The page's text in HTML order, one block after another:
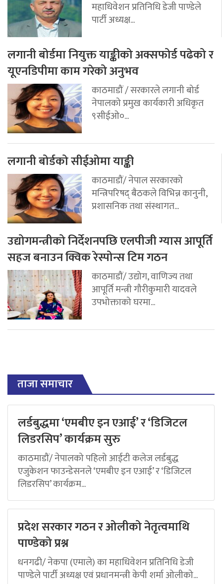
महाधिवेशन प्रतिनिधि डेजी पाण्डेले
पार्टी अध्यक्ष...
लगानी बोर्डमा नियुक्त याङ्कीको अक्सफोर्ड पढेको र
यूएनडिपीमा काम गरेको अनुभव
काठमाडौं / सरकारले लगानी बोर्ड
नेपालको प्रमुख कार्यकारी अधिकृत
९सीईओ०...
लगानी बोर्डको सीईओमा याङ्की
काठमाडौं/ नेपाल सरकारको
मन्त्रिपरिषद् बैठकले विभिन्न कानुनी,
प्रशासनिक तथा संस्थागत...
उद्योगमन्त्रीको निर्देशनपछि एलपीजी ग्यास आपूर्ति
सहज बनाउन क्विक रेस्पोन्स टिम गठन
काठमाडौं/ उद्योग, वाणिज्य तथा
आपूर्ति मन्त्री गौरीकुमारी यादवले
उपभोक्ताको घरमा...
ताजा समाचार
लर्डबुद्धमा ‘एमबीए इन एआई’ र ‘डिजिटल
लिडरसिप’ कार्यक्रम सुरु
काठमाडौं/ नेपालको पहिलो आईटी कलेज लर्डबुद्ध
एजुकेशन फाउन्डेसनले ‘एमबीए इन एआई’ र ‘डिजिटल
लिडरसिप’ कार्यक्रम...
प्रदेश सरकार गठन र ओलीको नेतृत्वमाथि
पाण्डेको प्रश्न
धनगढी/ नेकपा (एमाले) का महाधिवेशन प्रतिनिधि डेजी
पाण्डेले पार्टी अध्यक्ष एवं प्रधानमन्त्री केपी शर्मा ओलीको...